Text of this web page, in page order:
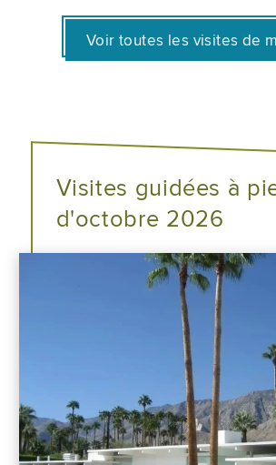
Voir toutes les visites de
Visites guidées à
d'octobre 2026